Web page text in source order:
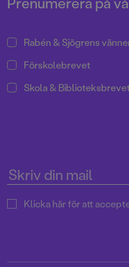
Rabén & Sjögrens
Förskolebrevet
Skola &
Klicka här för att